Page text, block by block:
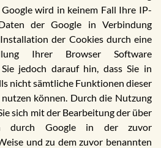
wird in keinem Fall Ihre IP-
der Google in Verbindung
der Cookies durch eine
Ihrer Browser Software
jedoch darauf hin, dass Sie in
nicht sämtliche Funktionen dieser
können. Durch die Nutzung
sich mit der Bearbeitung der über
durch Google in der zuvor
und zu dem zuvor benannten